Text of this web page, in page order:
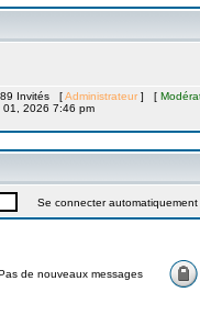
Invités [Administrateur ] [
01, 2026 7:46 pm
Se connecter automatiquement
de nouveaux messages